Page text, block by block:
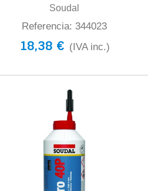
Soudal
Referencia: 344023
18,38 € (IVA inc.)